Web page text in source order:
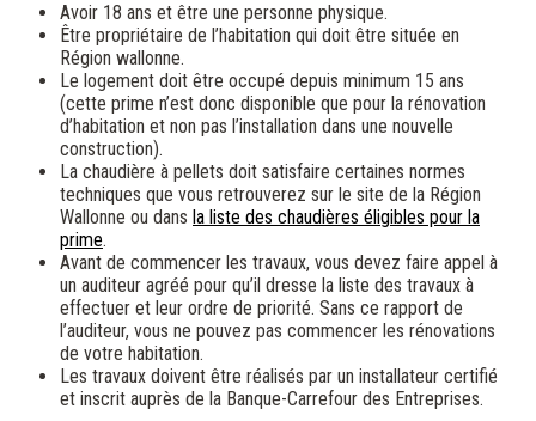
Avoir 18 ans et être une personne physique.
Être propriétaire de l’habitation qui doit être située en
Région wallonne.
Le logement doit être occupé depuis minimum 15 ans
(cette prime n’est donc disponible que pour la rénovation
d’habitation et non pas l’installation dans une nouvelle
construction).
La chaudière à pellets doit satisfaire certaines normes
techniques que vous retrouverez sur le site de la Région
Wallonne ou dans la liste des chaudières éligibles pour la
prime.
Avant de commencer les travaux, vous devez faire appel à
un auditeur agréé pour qu’il dresse la liste des travaux à
effectuer et leur ordre de priorité. Sans ce rapport de
l’auditeur, vous ne pouvez pas commencer les rénovations
de votre habitation.
Les travaux doivent être réalisés par un installateur certifié
et inscrit auprès de la Banque-Carrefour des Entreprises.